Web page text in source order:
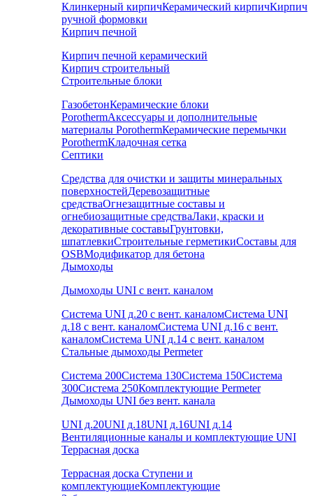
Клинкерный кирпичКерамический кирпичКирпич
ручной формовки
Кирпич печной
Кирпич печной керамический
Кирпич строительный
Строительные блоки
ГазобетонКерамические блоки
PorothermАксессуары и дополнительные
материалы PorothermКерамические перемычки
PorothermКладочная сетка
Септики
Средства для очистки и защиты минеральных
поверхностейДеревозащитные
средстваОгнезащитные составы и
огнебиозащитные средстваЛаки, краски и
декоративные составыГрунтовки,
шпатлевкиСтроительные герметикиСоставы для
OSBМодификатор для бетона
Дымоходы
Дымоходы UNI с вент. каналом
Система UNI д.20 с вент. каналомСистема UNI
д.18 с вент. каналомСистема UNI д.16 с вент.
каналомСистема UNI д.14 с вент. каналом
Стальные дымоходы Permeter
Система 200Система 130Система 150Система
300Система 250Комплектующие Permeter
Дымоходы UNI без вент. канала
UNI д.20UNI д.18UNI д.16UNI д.14
Вентиляционные каналы и комплектующие UNI
Террасная доска
Террасная доска Ступени и
комплектующиеКомплектующие